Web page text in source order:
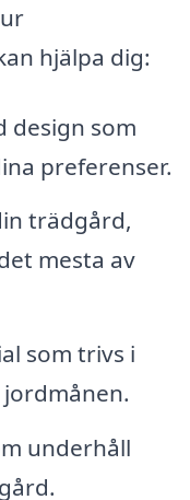
hjälpa dig:
design som
preferenser.
trädgård,
mesta av
som trivs i
underhåll